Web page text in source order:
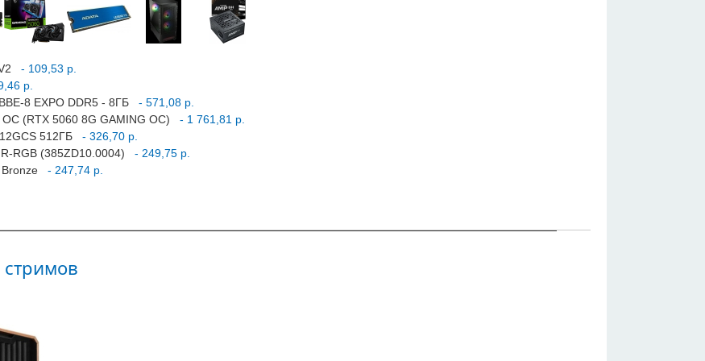
- 109,53 р.
р.
8 EXPO DDR5 - 8ГБ
- 571,08 р.
(RTX 5060 8G GAMING OC)
- 1 761,81 р.
512ГБ
- 326,70 р.
RGB (385ZD10.0004)
- 249,75 р.
- 247,74 р.